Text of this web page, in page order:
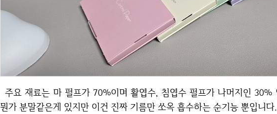
주요 재료는 마 펄프가 70%이며 활엽수, 침엽수 펄프가 나머지인 30% 입니다. 갸스비 기름종이에는
뭔가 분말같은게 있지만 이건 진짜 기름만 쏘옥 흡수하는 순기능 뿐입니다.